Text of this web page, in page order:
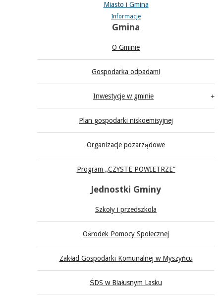
Miasto i Gmina
Informacje
Gmina
O Gminie
Gospodarka odpadami
Inwestycje w gminie
Plan gospodarki niskoemisyjnej
Organizacje pozarządowe
Program „CZYSTE POWIETRZE”
Jednostki Gminy
Szkoły i przedszkola
Ośrodek Pomocy Społecznej
Zakład Gospodarki Komunalnej w Myszyńcu
ŚDS w Białusnym Lasku